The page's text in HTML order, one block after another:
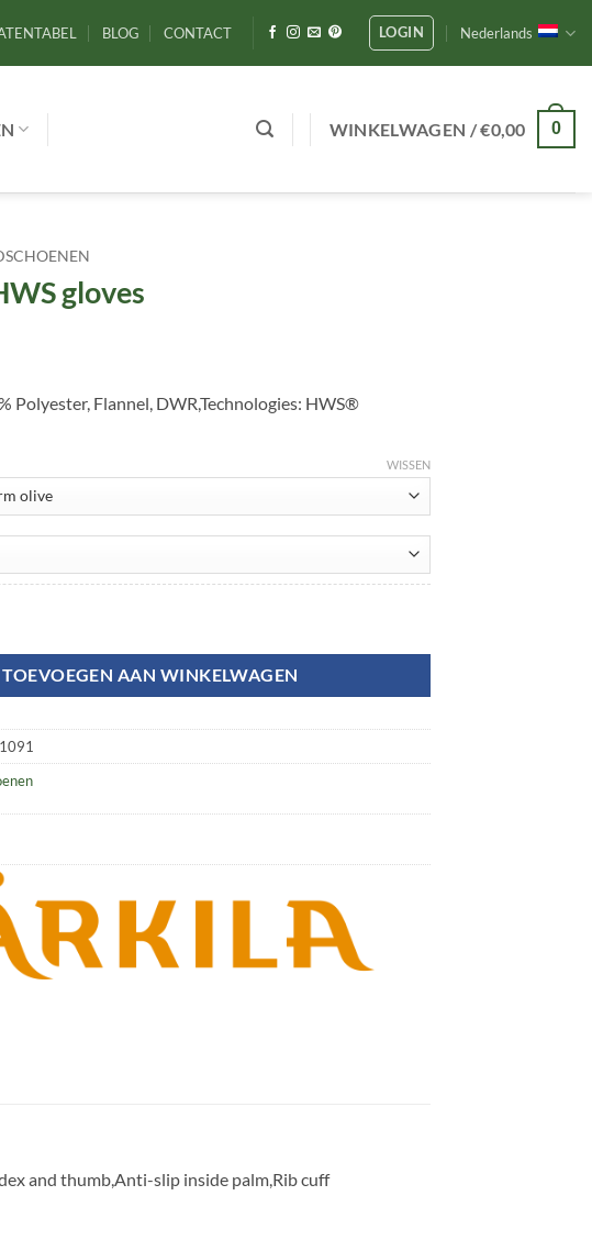
BLOG CONTACT LOGIN Nederlands
WINKELWAGEN /€0,00 0
gloves
Polyester, Flannel, DWR,Technologies: HWS®
WISSEN
TOEVOEGEN AAN WINKELWAGEN
and thumb,Anti-slip inside palm,Rib cuff